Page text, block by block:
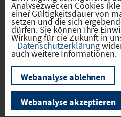
und
liegt
Lagerhalle
finden 6
Insgesamt
Objekt in
Analysezwecken Cookies
einer Gültigkeitsdauer von
setzen und die sich
dürfen. Sie können Ihre
Wirkung für die Zukunft in
Datenschutzerklärung
auch weitere Informationen.
Webanalyse ablehnen
Webanalyse akzeptieren